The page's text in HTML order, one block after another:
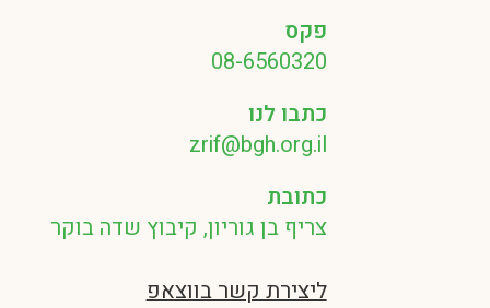
פקס
08-6560320
כתבו לנו
zrif@bgh.org.il
כתובת
צריף בן גוריון, קיבוץ שדה בוקר
ליצירת קשר בווצאפ